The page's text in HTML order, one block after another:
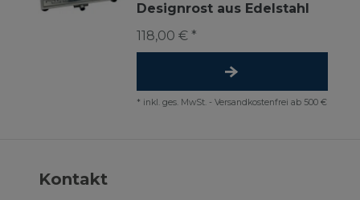
Designrost aus Edelstahl
118,00 € *
* inkl. ges. MwSt. - Versandkostenfrei ab 500 €
Kontakt